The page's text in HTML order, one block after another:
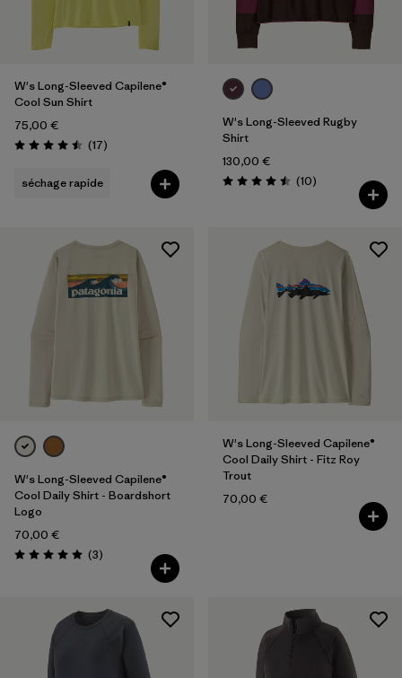
W's Long-Sleeved Capilene®
Cool Sun Shirt
75,00 €
Évaluation: 4.5 / 5
(17Avis
)
séchage rapide
W's Long-Sleeved Rugby
Shirt
130,00 €
Évaluation: 4.5 / 5
(10Avis
)
W's Long-Sleeved Capilene®
Cool Daily Shirt - Boardshort
Logo
70,00 €
Évaluation: 5.0 / 5
(3Avis
)
W's Long-Sleeved Capilene®
Cool Daily Shirt - Fitz Roy
Trout
70,00 €